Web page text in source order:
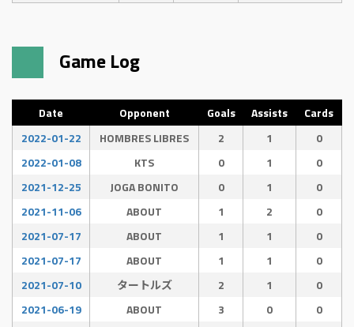
Game Log
Date Opponent Goals Assists
Cards
2022-01-22
HOMBRES LIBRES 2 1
0
2022-01-08
KTS 0 1
0
2021-12-25
JOGA BONITO 0 1
0
2021-11-06
ABOUT 1 2
0
2021-07-17
ABOUT 1 1
0
2021-07-17
ABOUT 1 1
0
2021-07-10
タートルズ 2 1
0
2021-06-19
ABOUT 3 0
0